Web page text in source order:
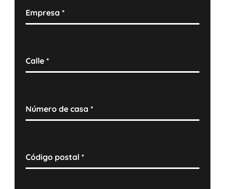
Empresa*
Calle*
Número de casa*
Código postal*